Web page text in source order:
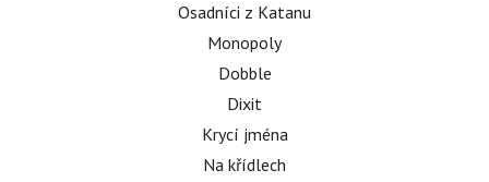
Osadníci z Katanu
Monopoly
Dobble
Dixit
Krycí jména
Na křídlech